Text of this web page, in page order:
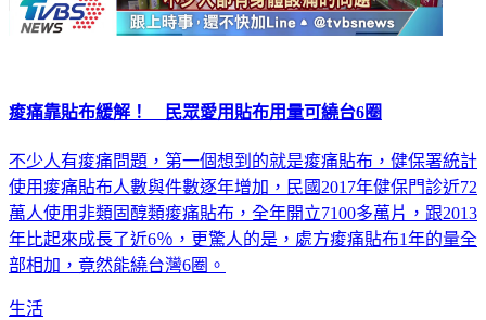
痠痛靠貼布緩解！ 民眾愛用貼布用量可繞台6圈
不少人有痠痛問題，第一個想到的就是痠痛貼布，健保署統計
使用痠痛貼布人數與件數逐年增加，民國2017年健保門診近72
萬人使用非類固醇類痠痛貼布，全年開立7100多萬片，跟2013
年比起來成長了近6％，更驚人的是，處方痠痛貼布1年的量全
部相加，竟然能繞台灣6圈。
生活